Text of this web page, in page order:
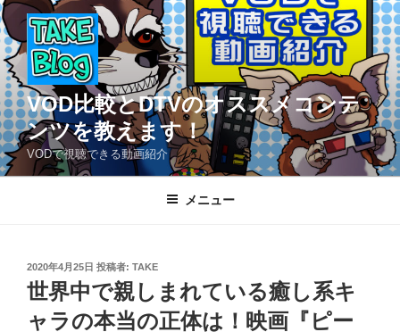
コ
ン
テ
ン
ツ
へ
ス
キ
ッ
VOD比較とDTVのオススメコンテ
ンツを教えます！
VODで視聴できる動画紹介
メニュー
投
稿
日:
2020年4月25日 投稿者: TAKE
世界中で親しまれている癒し系キ
ャラの本当の正体は！映画『ピー